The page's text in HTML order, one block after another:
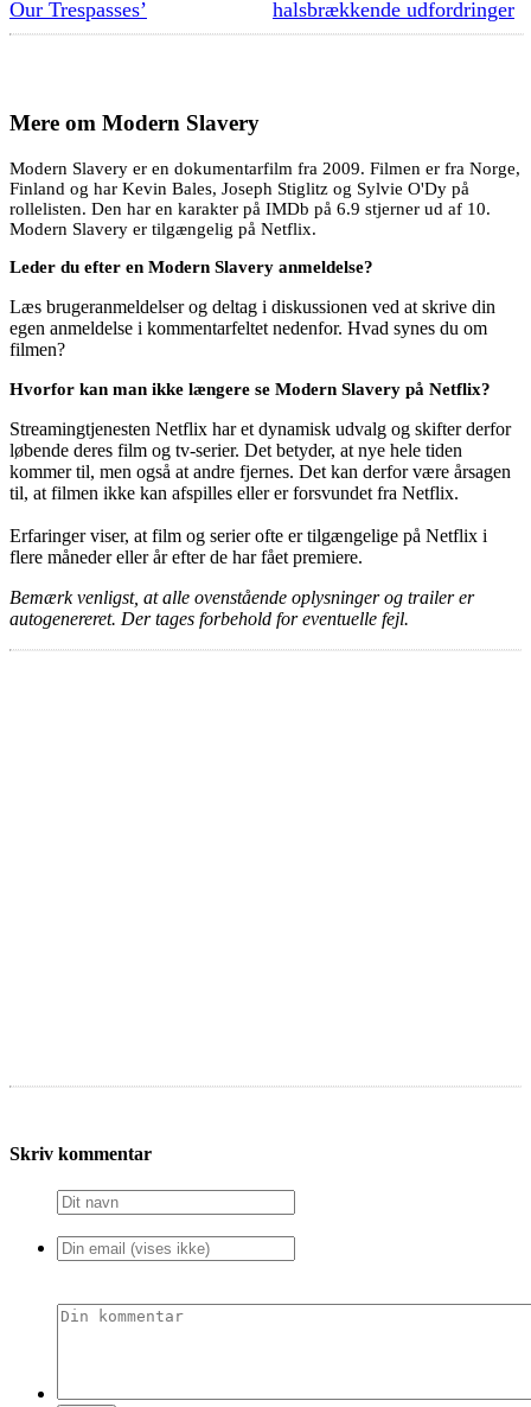
Our Trespasses’ halsbrækkende udfordringer
Mere om Modern Slavery
Modern Slavery er en dokumentarfilm fra 2009. Filmen er fra Norge,
Finland og har Kevin Bales, Joseph Stiglitz og Sylvie O'Dy på
rollelisten. Den har en karakter på IMDb på 6.9 stjerner ud af 10.
Modern Slavery er tilgængelig på Netflix.
Leder du efter en Modern Slavery anmeldelse?
Læs brugeranmeldelser og deltag i diskussionen ved at skrive din
egen anmeldelse i kommentarfeltet nedenfor. Hvad synes du om
filmen?
Hvorfor kan man ikke længere se Modern Slavery på Netflix?
Streamingtjenesten Netflix har et dynamisk udvalg og skifter derfor
løbende deres film og tv-serier. Det betyder, at nye hele tiden
kommer til, men også at andre fjernes. Det kan derfor være årsagen
til, at filmen ikke kan afspilles eller er forsvundet fra Netflix.
Erfaringer viser, at film og serier ofte er tilgængelige på Netflix i
flere måneder eller år efter de har fået premiere.
Bemærk venligst, at alle ovenstående oplysninger og trailer er
autogenereret. Der tages forbehold for eventuelle fejl.
Skriv kommentar